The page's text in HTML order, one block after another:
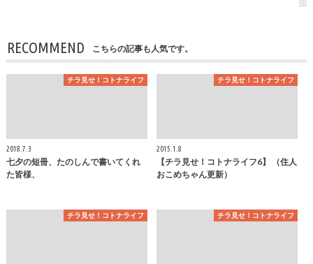
RECOMMEND こちらの記事も人気です。
チラ見せ！コトナライフ
2018.7.3
七夕の短冊、たのしんで書いてくれ
た皆様、
チラ見せ！コトナライフ
2015.1.8
【チラ見せ！コトナライフ6】 （住人
おこめちゃん更新）
チラ見せ！コトナライフ チラ見せ！コトナライフ